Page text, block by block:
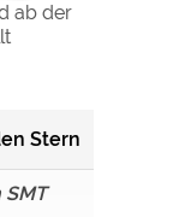
ab der
Stern